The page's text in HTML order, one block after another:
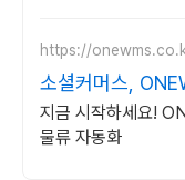
https://
소셜커머스,
상 아끼세요!
지금 시작하세요!
물류 자동화